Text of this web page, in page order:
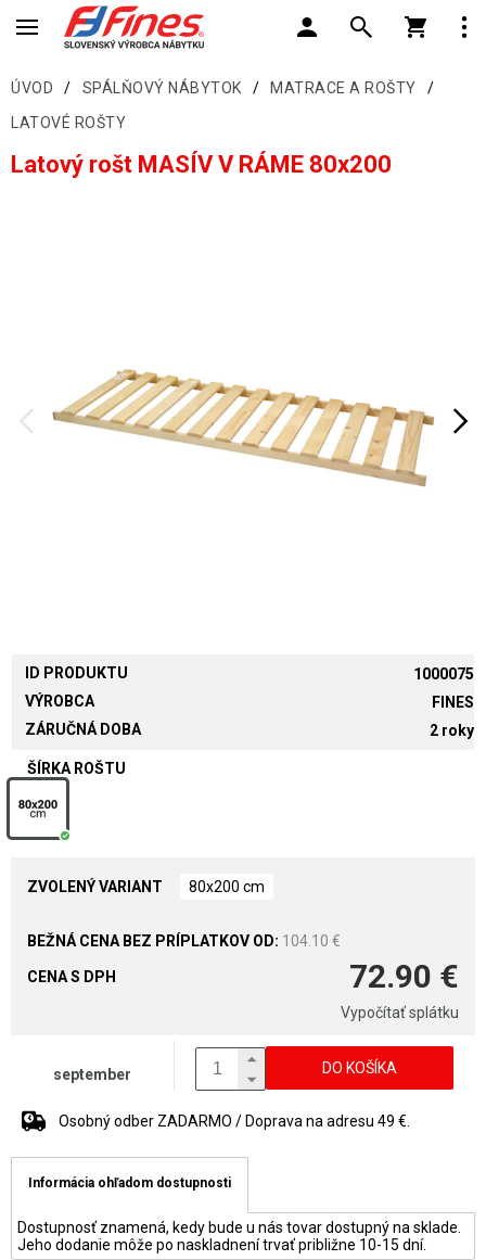
ÚVOD / SPÁLŇOVÝ NÁBYTOK / MATRACE A ROŠTY
/
LATOVÉ ROŠTY
Latový rošt MASÍV V RÁME 80x200
ID PRODUKTU
1000075
VÝROBCA
FINES
ZÁRUČNÁ DOBA
2 roky
ŠÍRKA ROŠTU
ZVOLENÝ VARIANT 80x200 cm
104.10 €
72.90 €
CENA S DPH
Vypočítať splátku
september DO KOŠÍKA
Osobný odber ZADARMO / Doprava na adresu 49 €.
Informácia ohľadom dostupnosti
Dostupnosť znamená, kedy bude u nás tovar dostupný na sklade.
Jeho dodanie môže po naskladnení trvať približne 10-15 dní.